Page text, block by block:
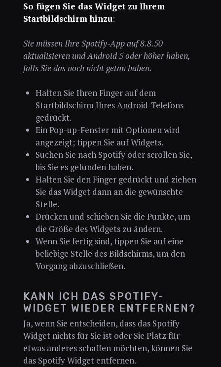
So fügen Sie das Widget zu Ihrem
Startbildschirm hinzu:
Sie müssen Ihre Spotify-App auf 8.8.50
aktualisieren und Android 5 oder höher haben,
falls Sie das noch nicht getan haben.
Halten Sie Ihren Finger auf dem
Startbildschirm Ihres Android-Telefons
gedrückt.
Ein Pop-up-Fenster mit Optionen wird
angezeigt; tippen Sie auf Widgets.
Suchen Sie nach Spotify oder scrollen Sie,
bis Sie es gefunden haben.
Halten Sie den Finger gedrückt und ziehen
Sie das Widget dann an die gewünschte
Stelle.
Drücken und schieben Sie die Punkte, um
die Größe des Widgets zu ändern.
Wenn Sie fertig sind, tippen Sie auf eine
beliebige Stelle des Bildschirms, um den
Vorgang abzuschließen.
KANN ICH DAS SPOTIFY-
WIDGET WIEDER ENTFERNEN?
Ja, wenn Sie entscheiden, dass das Spotify
Widget nichts für Sie ist oder Sie Platz für
etwas anderes schaffen möchten, können Sie
das Spotify Widget entfernen.